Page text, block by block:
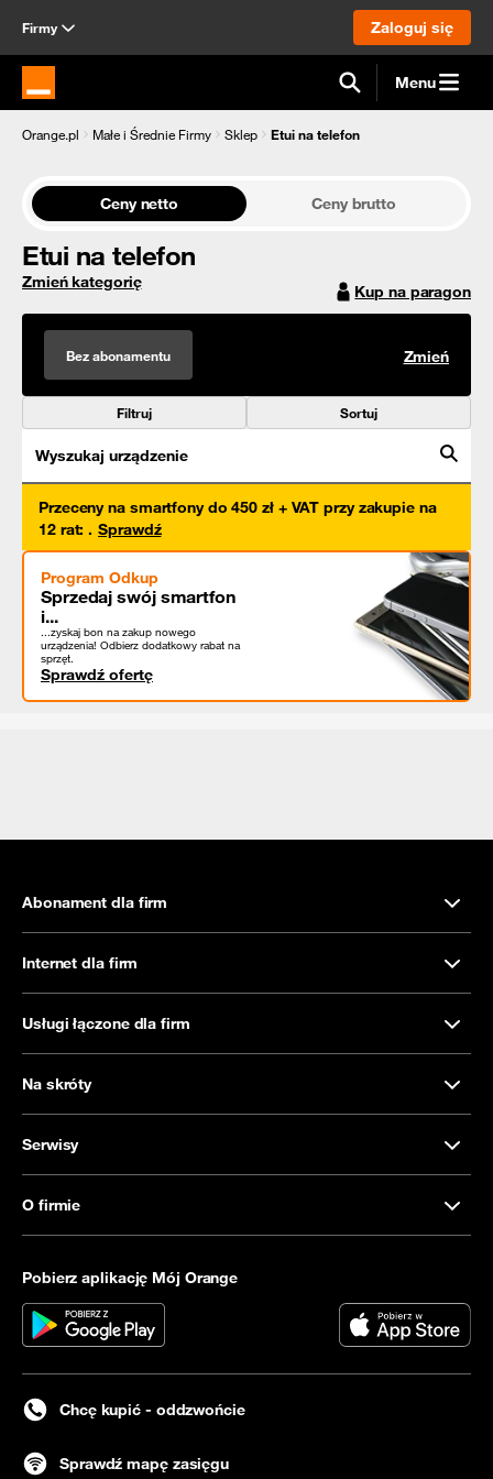
Firmy Zaloguj się
Strona główna Orange.pl Menu
Orange.pl Małe i Średnie Firmy Sklep Etui na telefon
Ceny netto Ceny brutto
Etui na telefon
Zmień kategorię Kup na paragon
Bez abonamentu Zmień
Filtruj Sortuj
Wyszukaj urządzenie
Przeceny na smartfony do 450 zł + VAT przy zakupie na
12 rat: . Sprawdź
Program Odkup
Sprzedaj swój smartfon
i...
...zyskaj bon na zakup nowego
urządzenia! Odbierz dodatkowy rabat na
sprzęt.
Sprawdź ofertę
Abonament dla firm
Internet dla firm
Usługi łączone dla firm
Na skróty
Serwisy
O firmie
Pobierz aplikację Mój Orange
Chcę kupić - oddzwońcie
Sprawdź mapę zasięgu